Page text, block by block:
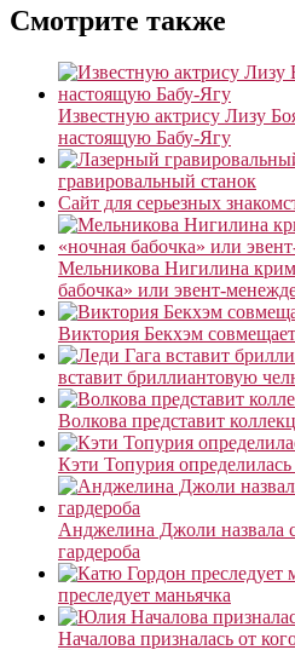
Смотрите также
Известную актрису Лизу
настоящую Бабу-Ягу
гравировальный станок
Сайт для серьезных
Мельникова Нигилина
бабочка» или эвент-
Виктория Бекхэм
вставит бриллиантовую
Волкова представит
Кэти Топурия
Анджелина Джоли назвала
гардероба
преследует маньячка
Началова призналась от